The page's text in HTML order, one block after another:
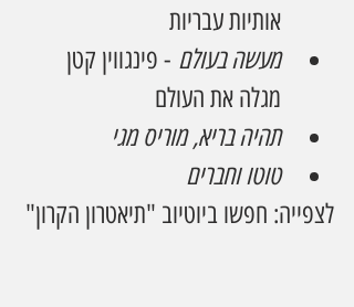
אותיות עבריות
מעשה בעולם - פינגווין קטן
מגלה את העולם
תהיה בריא, מוריס מגי
טוטו וחברים
לצפייה: חפשו ביוטיוב "תיאטרון הקרון"